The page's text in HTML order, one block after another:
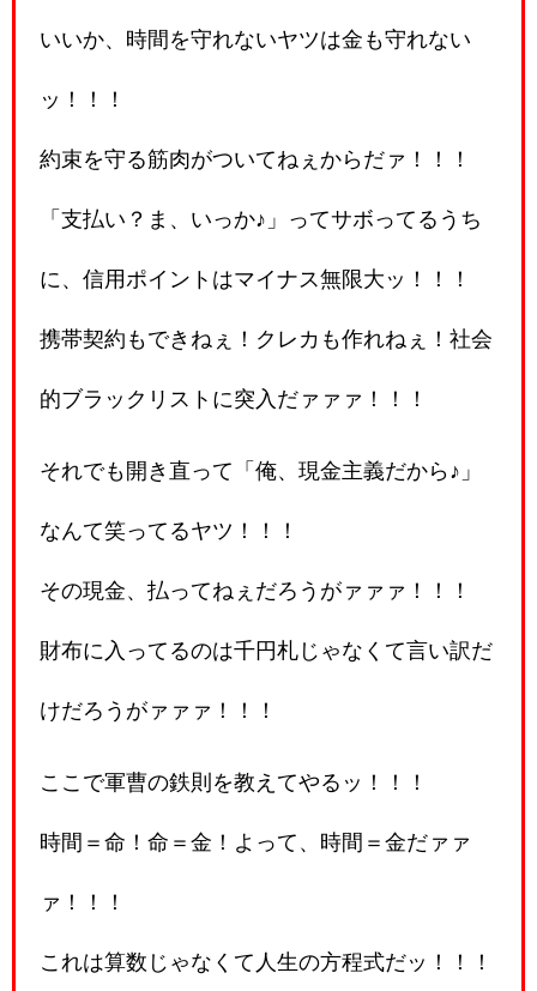
いいか、時間を守れないヤツは金も守れない
ッ！！！
約束を守る筋肉がついてねぇからだァ！！！
「支払い？ま、いっか♪」ってサボってるうち
に、信用ポイントはマイナス無限大ッ！！！
携帯契約もできねぇ！クレカも作れねぇ！社会
的ブラックリストに突入だァァァ！！！
それでも開き直って「俺、現金主義だから♪」
なんて笑ってるヤツ！！！
その現金、払ってねぇだろうがァァァ！！！
財布に入ってるのは千円札じゃなくて言い訳だ
けだろうがァァァ！！！
ここで軍曹の鉄則を教えてやるッ！！！
時間＝命！命＝金！よって、時間＝金だァァ
ァ！！！
これは算数じゃなくて人生の方程式だッ！！！